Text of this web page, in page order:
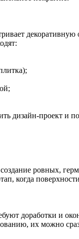
декоративную
дизайн-проект и
ровных,
когда
доработки и
их можно